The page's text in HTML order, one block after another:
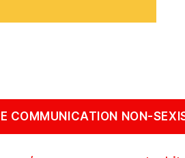
COMMUNICATION NON-